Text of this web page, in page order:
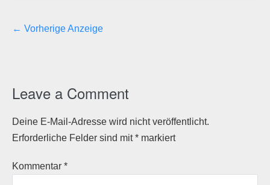
← Vorherige Anzeige
Leave a Comment
Deine E-Mail-Adresse wird nicht veröffentlicht.
Erforderliche Felder sind mit* markiert
Kommentar *